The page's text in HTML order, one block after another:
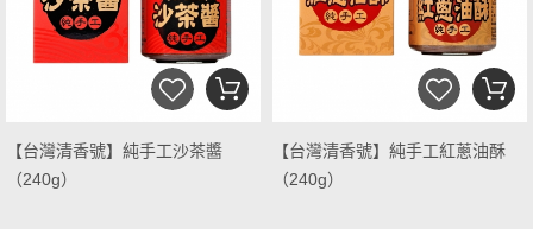
【台灣清香號】純手工沙茶醬
（240g）
【台灣清香號】純手工紅蔥油酥
（240g）